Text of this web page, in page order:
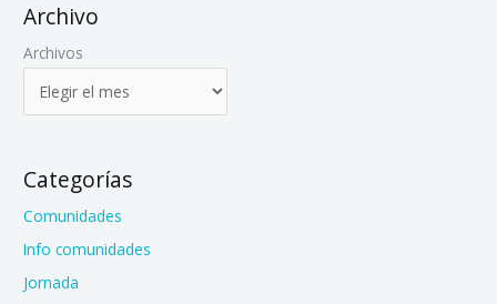
Archivo
Archivos
Categorías
Comunidades
Info comunidades
Jornada